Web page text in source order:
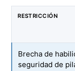
RESTRICCIÓN
Brecha de
seguridad de